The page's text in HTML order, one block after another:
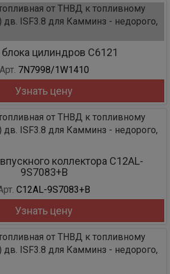
блока цилиндров С6121
Арт. 7N7998/1W1410
Узнать цену
коллектора C12AL-
9S7083+B
C12AL-9S7083+B
Узнать цену